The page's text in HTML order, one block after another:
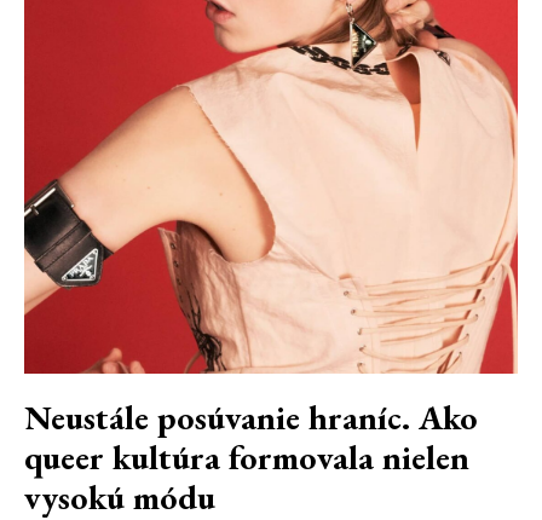
Neustále posúvanie hraníc. Ako
queer kultúra formovala nielen
vysokú módu